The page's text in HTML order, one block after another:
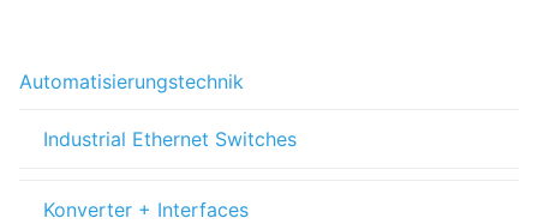
Automatisierungstechnik
Industrial Ethernet Switches
Konverter + Interfaces